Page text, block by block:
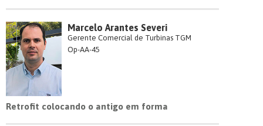
Marcelo Arantes Severi
Gerente Comercial de Turbinas TGM
Op-AA-45
Retrofit colocando o antigo em forma